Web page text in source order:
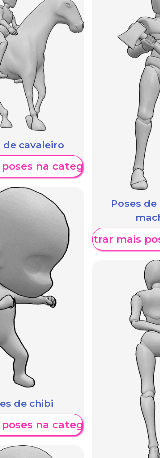
de cavaleiro
na categoria
de chibi
na categoria
Poses
Mostrar mais